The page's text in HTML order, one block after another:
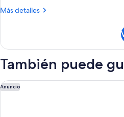
cama
Más detalles
Más
superior,
cama
También puede
Anuncio
Grand Hyatt Taipei